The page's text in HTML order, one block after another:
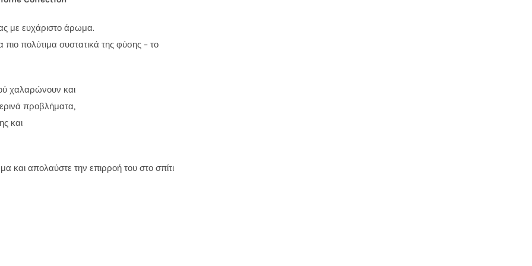
με ευχάριστο άρωμα.
πολύτιμα συστατικά της φύσης – το
χαλαρώνουν και
προβλήματα,
και
και απολαύστε την επιρροή του στο σπίτι